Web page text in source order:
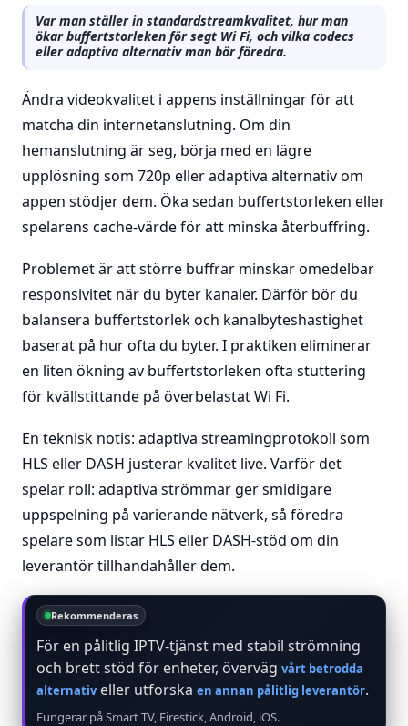
Var man ställer in standardstreamkvalitet, hur man
ökar buffertstorleken för segt Wi Fi, och vilka codecs
eller adaptiva alternativ man bör föredra.
Ändra videokvalitet i appens inställningar för att
matcha din internetanslutning. Om din
hemanslutning är seg, börja med en lägre
upplösning som 720p eller adaptiva alternativ om
appen stödjer dem. Öka sedan buffertstorleken eller
spelarens cache-värde för att minska återbuffring.
Problemet är att större buffrar minskar omedelbar
responsivitet när du byter kanaler. Därför bör du
balansera buffertstorlek och kanalbyteshastighet
baserat på hur ofta du byter. I praktiken eliminerar
en liten ökning av buffertstorleken ofta stuttering
för kvällstittande på överbelastat Wi Fi.
En teknisk notis: adaptiva streamingprotokoll som
HLS eller DASH justerar kvalitet live. Varför det
spelar roll: adaptiva strömmar ger smidigare
uppspelning på varierande nätverk, så föredra
spelare som listar HLS eller DASH-stöd om din
leverantör tillhandahåller dem.
Rekommenderas
För en pålitlig IPTV-tjänst med stabil strömning
och brett stöd för enheter, överväg vårt betrodda
alternativeller utforska en annan pålitlig leverantör.
Fungerar på Smart TV, Firestick, Android, iOS.